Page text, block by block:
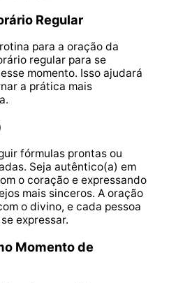
Regular
para a oração da
regular para se
momento. Isso ajudará
a prática mais
fórmulas prontas ou
Seja autêntico(a) em
o coração e expressando
mais sinceros. A oração
o divino, e cada pessoa
expressar.
Momento de